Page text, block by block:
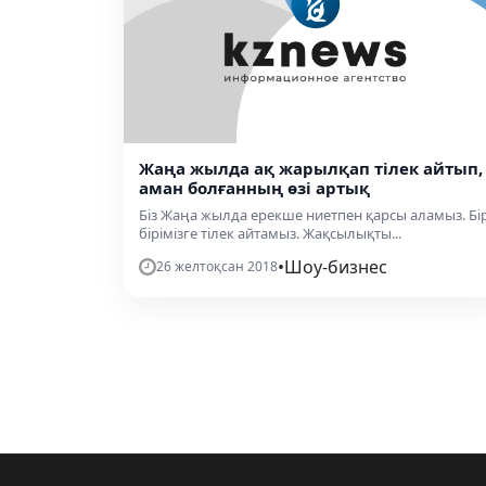
Жаңа жылда ақ жарылқап тілек айтып,
аман болғанның өзі артық
Біз Жаңа жылда ерекше ниетпен қарсы аламыз.
бірімізге тілек айтамыз. Жақсылықты...
26 желтоқсан 2018•Шоу-бизнес